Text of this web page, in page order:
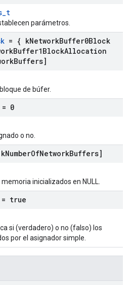
parámetros.
= { kNetworkBuffer0Block
Buffer1BlockAllocation
Buffers]
de búfer.
= 0
o no.
NumberOfNetworkBuffers]
inicializados en NULL.
= true
si (verdadero) o no (falso) los
por el asignador simple.